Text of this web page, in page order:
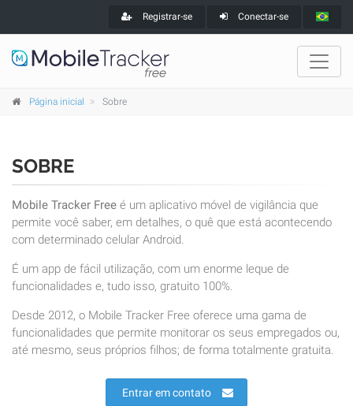
Registrar-se Conectar-se
Página inicial Sobre
SOBRE
Mobile Tracker Free é um aplicativo móvel de vigilância que
permite você saber, em detalhes, o quê que está acontecendo
com determinado celular Android.
É um app de fácil utilização, com um enorme leque de
funcionalidades e, tudo isso, gratuito 100%.
Desde 2012, o Mobile Tracker Free oferece uma gama de
funcionalidades que permite monitorar os seus empregados ou,
até mesmo, seus próprios filhos; de forma totalmente gratuita.
Entrar em contato